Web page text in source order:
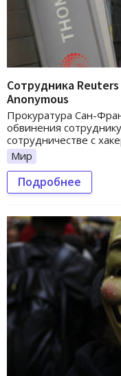
Сотрудника
Anonymous
Прокуратура Сан-
обвинения
сотрудничестве с
Мир
Подробнее